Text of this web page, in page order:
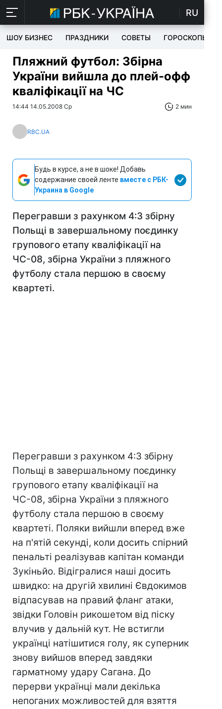
RU
ШОУ БИЗНЕС ПРАЗДНИКИ СОВЕТЫ ГОРОСКОПЫ
Пляжний футбол: Збірна
України вийшла до плей-офф
кваліфікації на ЧС
14:44 14.05.2008 Ср 2 мин
RBC.UA
Будь в курсе, а не в шоке! Добавь
содержание своей ленте вместе с РБК-
Украина в Google
Перегравши з рахунком 4:3 збірну
Польщі в завершальному поєдинку
групового етапу кваліфікації на
ЧС-08, збірна України з пляжного
футболу стала першою в своєму
квартеті.
Перегравши з рахунком 4:3 збірну
Польщі в завершальному поєдинку
групового етапу кваліфікації на
ЧС-08, збірна України з пляжного
футболу стала першою в своєму
квартеті. Поляки вийшли вперед вже
на п'ятій секунді, коли досить спірний
пенальті реалізував капітан команди
Зукіньйо. Відігралися наші досить
швидко: на другій хвилині Євдокимов
відпасував на правий фланг атаки,
звідки Головін рикошетом від піску
влучив у дальній кут. Не встигли
українці натішитися голу, як суперник
знову вийшов вперед завдяки
гарматному удару Сагана. До
перерви українці мали декілька
непоганих можливостей для взяття